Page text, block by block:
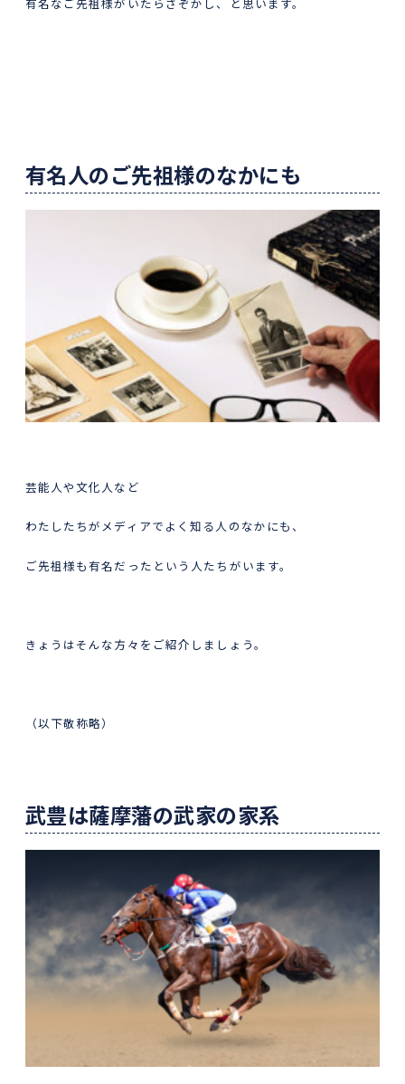
有名なご先祖様がいたらさぞかし、と思います。
有名人のご先祖様のなかにも
芸能人や文化人など
わたしたちがメディアでよく知る人のなかにも、
ご先祖様も有名だったという人たちがいます。
きょうはそんな方々をご紹介しましょう。
（以下敬称略）
武豊は薩摩藩の武家の家系